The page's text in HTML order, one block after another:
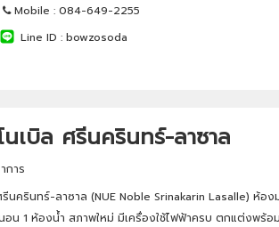
Mobile :084-649-2255
Line ID :bowzosoda
เบิล ศรีนครินทร์-ลาซาล
การ
รีนครินทร์-ลาซาล (NUE Noble Srinakarin Lasalle) ห้อ
อน 1 ห้องน้ำ สภาพใหม่ มีเครื่องใช้ไฟฟ้าครบ ตกแต่งพร้อ